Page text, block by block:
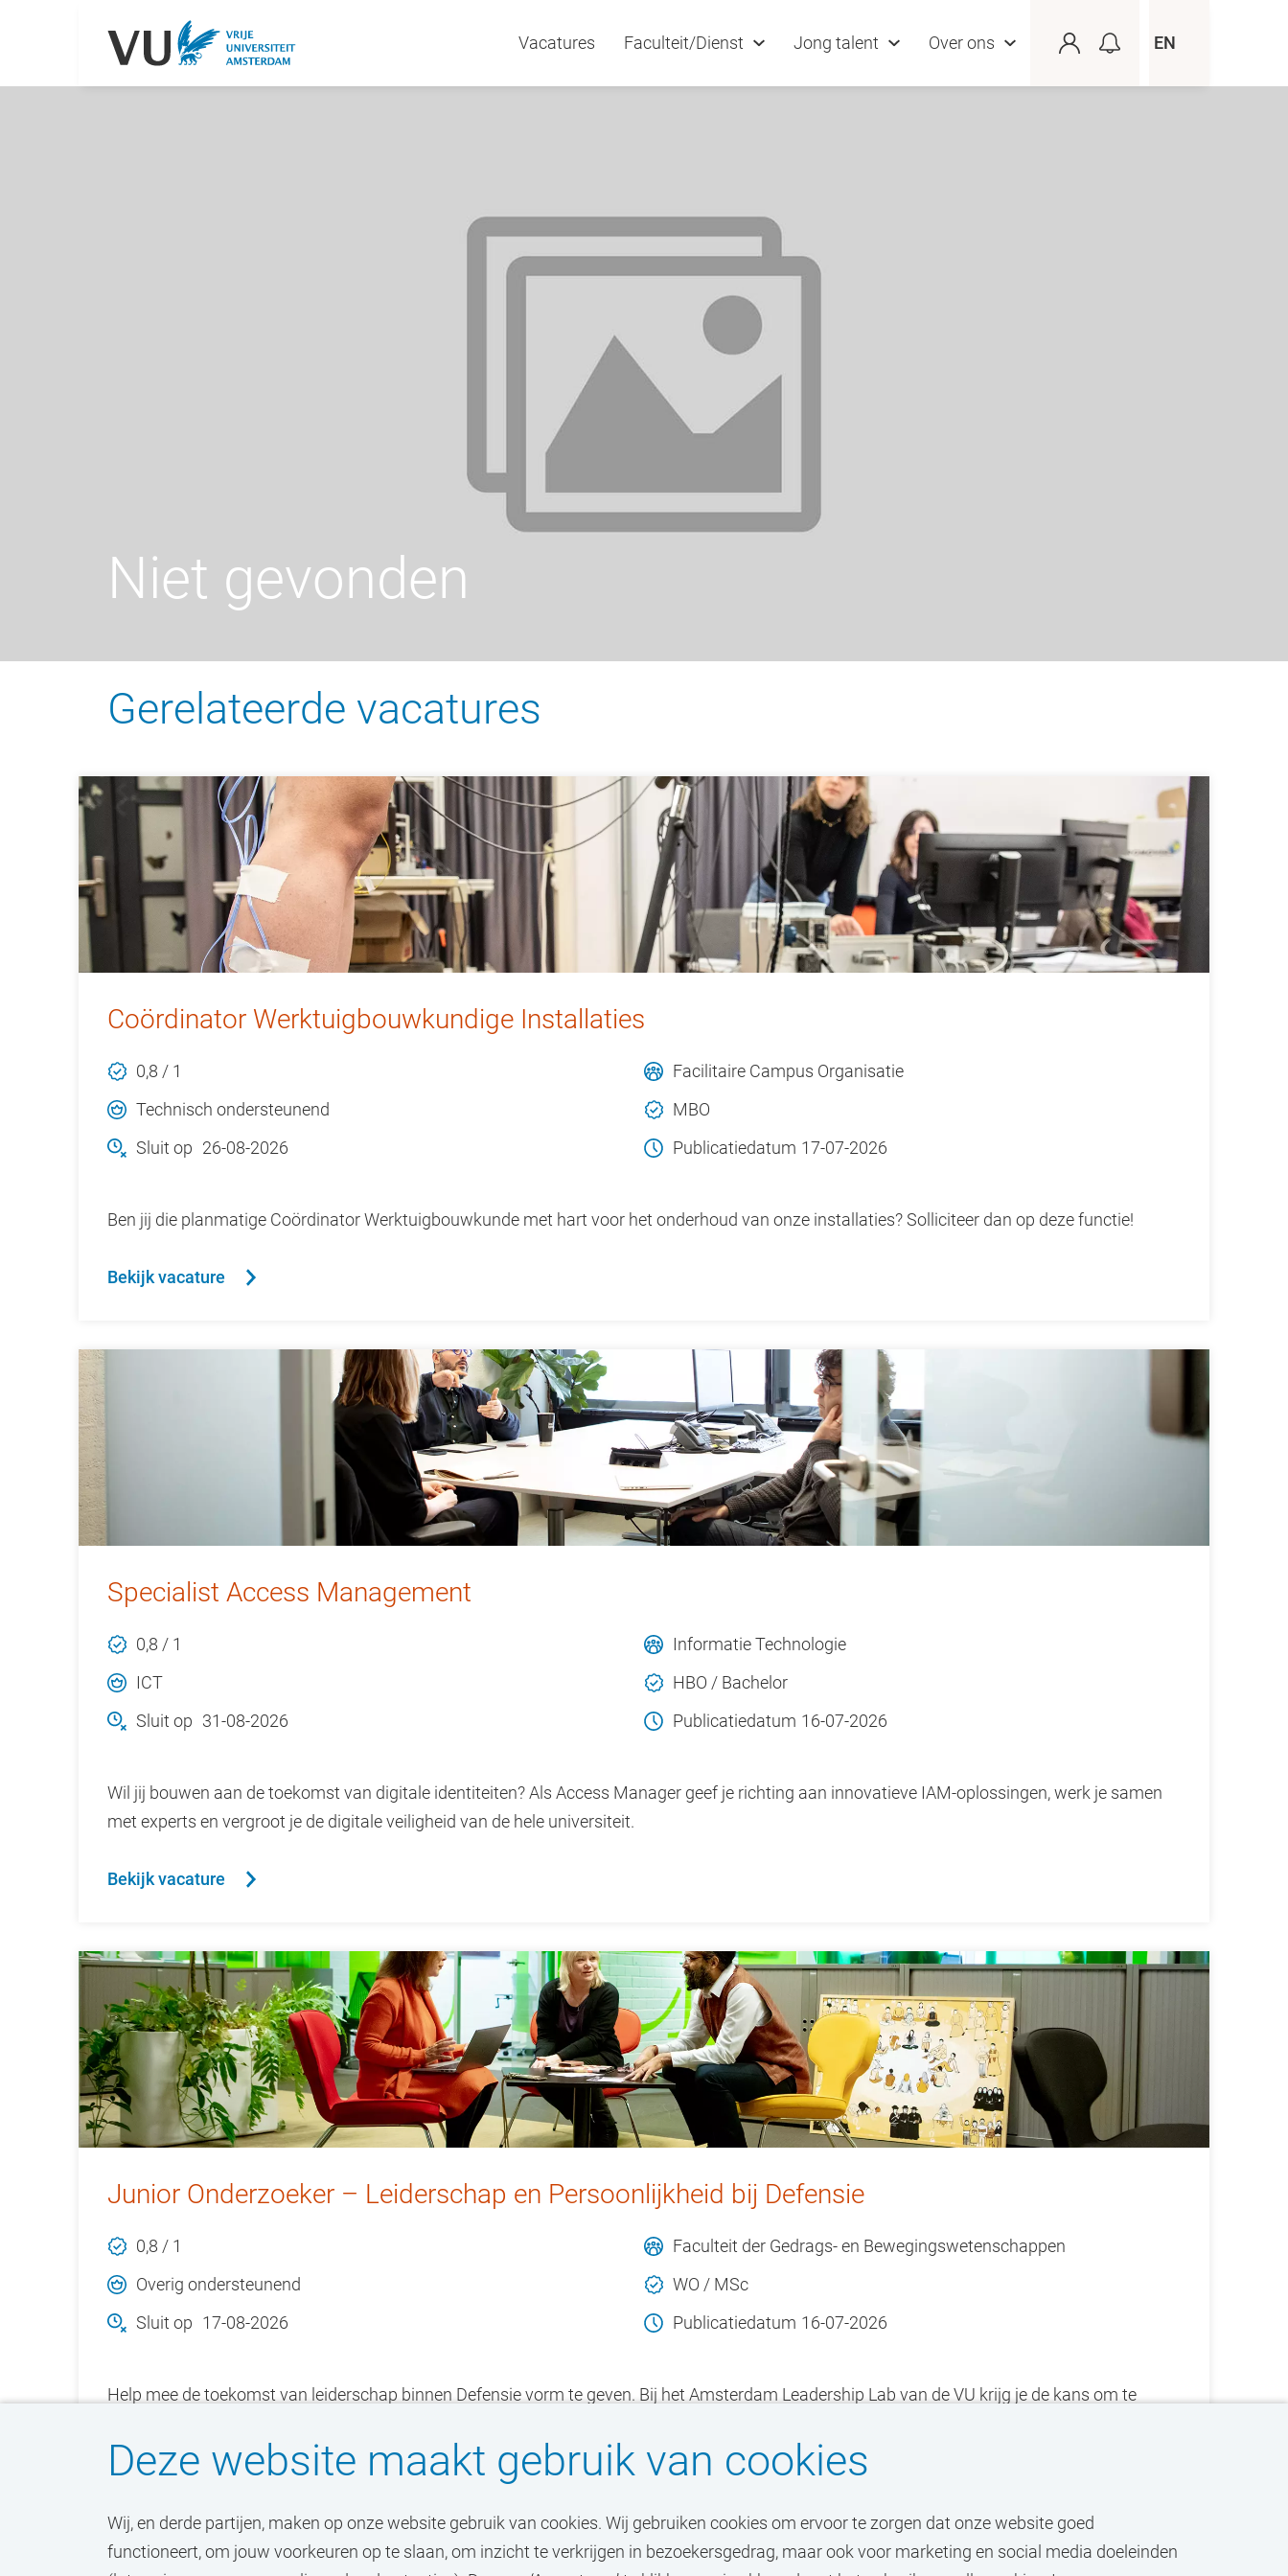
Deze website maakt gebruik van cookies
Wij, en derde partijen, maken op onze website gebruik van cookies. Wij gebruiken cookies om ervoor te zorgen dat onze website goed
functioneert, om jouw voorkeuren op te slaan, om inzicht te verkrijgen in bezoekersgedrag, maar ook voor marketing en social media doeleinden
Vacatures Faculteit/Dienst Jong talent Over ons EN
Niet gevonden
Gerelateerde vacatures
Coördinator Werktuigbouwkundige Installaties
0,8 / 1
Facilitaire Campus Organisatie
Technisch ondersteunend
MBO
Sluit op 26-08-2026 Publicatiedatum 17-07-2026
Ben jij die planmatige Coördinator Werktuigbouwkunde met hart voor het onderhoud van onze installaties? Solliciteer dan op deze functie!
Bekijk vacature
Specialist Access Management
0,8 / 1
Informatie Technologie
ICT
HBO / Bachelor
Sluit op 31-08-2026 Publicatiedatum 16-07-2026
Wil jij bouwen aan de toekomst van digitale identiteiten? Als Access Manager geef je richting aan innovatieve IAM-oplossingen, werk je samen
met experts en vergroot je de digitale veiligheid van de hele universiteit.
Bekijk vacature
Junior Onderzoeker – Leiderschap en Persoonlijkheid bij Defensie
0,8 / 1
Faculteit der Gedrags- en Bewegingswetenschappen
Overig ondersteunend
WO / MSc
Sluit op 17-08-2026 Publicatiedatum 16-07-2026
Help mee de toekomst van leiderschap binnen Defensie vorm te geven. Bij het Amsterdam Leadership Lab van de VU krijg je de kans om te
Bekijk vacature